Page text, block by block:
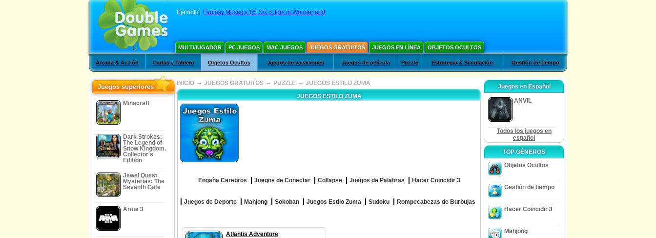
Ejemplo: Fantasy Mosaics 16: Six colors in Wonderland
MULTIJUGADOR PC JUEGOS MAC JUEGOS JUEGOS GRATUITOS JUEGOS EN LÍNEA OBJETOS OCULTOS
Arcada & Acción Cartas y Tablero Objetos Ocultos Juegos de vacaciones Juegos de película Puzzle Estrategia & Simulación Gestión de tiempo
Juegos superiores
Minecraft
Dark Strokes:
The Legend of
Snow Kingdom.
Collector's
Edition
Jewel Quest
Mysteries: The
Seventh Gate
Arma 3
INICIO → JUEGOS GRATUITOS → PUZZLE → JUEGOS ESTILO ZUMA
JUEGOS ESTILO ZUMA
Engaña Cerebros Juegos de Conectar Collapse Juegos de Palabras Hacer Coincidir 3
Juegos de Deporte Mahjong Sokoban Juegos Estilo Zuma Sudoku Rompecabezas de Burbujas
Atlantis Adventure
Juegos en Español
ANVIL
Todos los juegos en
español
TOP GÉNEROS
Objetos Ocultos
Gestión de tiempo
Hacer Coincidir 3
Mahjong